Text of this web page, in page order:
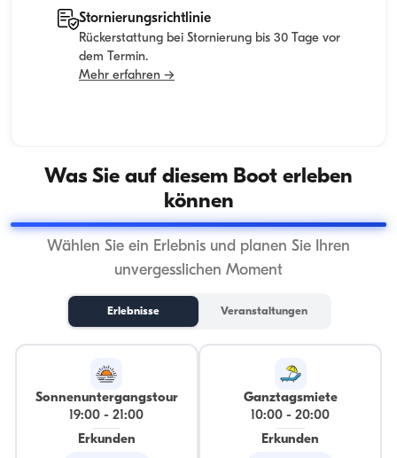
Stornierungsrichtlinie
Rückerstattung bei Stornierung bis 30 Tage vor
dem Termin.
Mehr erfahren →
Was Sie auf diesem Boot erleben
können
Wählen Sie ein Erlebnis und planen Sie Ihren
unvergesslichen Moment
Erlebnisse Veranstaltungen
Sonnenuntergangstour
19:00 -21:00
Erkunden
Ganztagsmiete
10:00 -20:00
Erkunden